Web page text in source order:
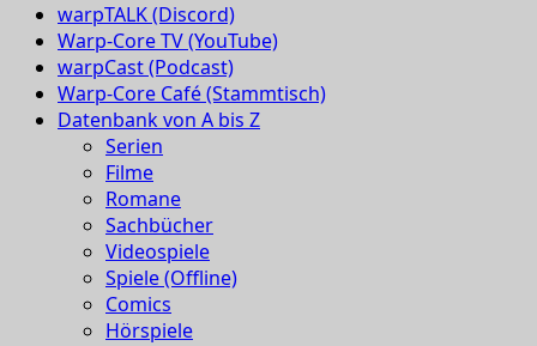
warpTALK (Discord)
Warp-Core TV (YouTube)
warpCast (Podcast)
Warp-Core Café (Stammtisch)
Datenbank von A bis Z
Serien
Filme
Romane
Sachbücher
Videospiele
Spiele (Offline)
Comics
Hörspiele